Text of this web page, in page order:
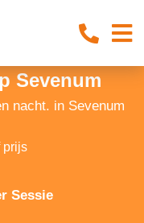
Sevenum
nacht. in Sevenum
prijs
Sessie